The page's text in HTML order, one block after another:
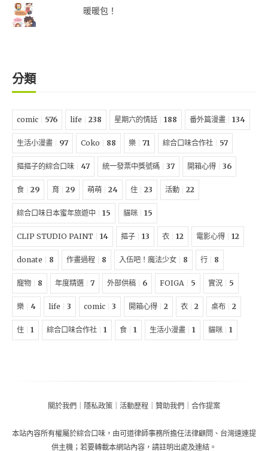
暖暖包！
分類
comic 576 life 238 星期六的情話 188 番外篇漫畫 134
生活小漫畫 97 Coko 88 樂 71 綜合口味合作社 57
摳摳子的綜合口味 47 統一發票中獎號碼 37 開箱心得 36
食 29 育 29 萌萌 24 住 23 活動 22
綜合口味日本蜜年旅遊中 15 貓咪 15
CLIP STUDIO PAINT 14 摳子 13 衣 12 電影心得 12
donate 8 作畫過程 8 入伍吧！魔法少女 8 行 8
寵物 8 年度精選 7 外部供稿 6 FOIGA 5 實況 5
樂 4 life 3 comic 3 開箱心得 2 衣 2 桌布 2
住 1 綜合口味合作社 1 食 1 生活小漫畫 1 貓咪 1
關於我們 隱私政策 活動歷程 贊助我們 合作提案
本站內容所有權屬於綜合口味 ，由可道律師事務所擔任法律顧問 、 台灣速連提
供主機 ； 若要轉載本網站內容，請註明出處及連結。